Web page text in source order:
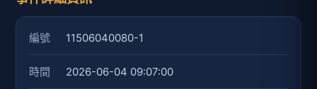
編號 11506040080-1
時間 2026-06-04 09:07:00